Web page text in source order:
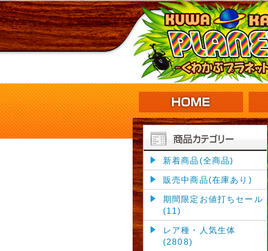
新着商品(全商品)
販売中商品(在庫あり)
期間限定お値打ちセール
(11)
レア種・人気生体
(2808)